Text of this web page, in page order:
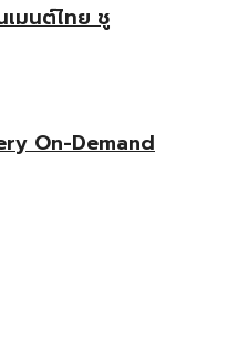
เมนต์ไทย ชู
On-Demand